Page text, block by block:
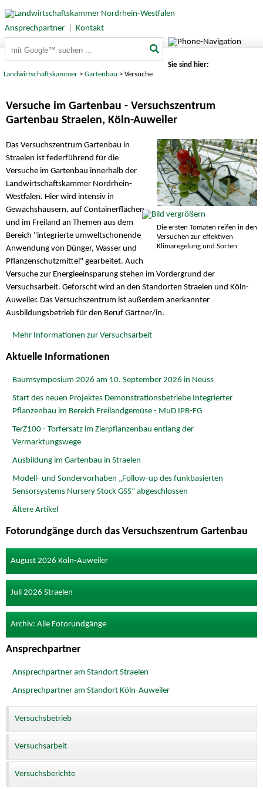
Ansprechpartner|
Kontakt
Sie sind hier:
Landwirtschaftskammer >Gartenbau > Versuche
Versuche im Gartenbau - Versuchszentrum
Gartenbau Straelen, Köln-Auweiler
Die ersten Tomaten reifen in den
Versuchen zur effektiven
Klimaregelung und Sorten
Das Versuchszentrum Gartenbau in
Straelen ist federführend für die
Versuche im Gartenbau innerhalb der
Landwirtschaftskammer Nordrhein-
Westfalen. Hier wird intensiv in
Gewächshäusern, auf Containerflächen
und im Freiland an Themen aus dem
Bereich "integrierte umweltschonende
Anwendung von Dünger, Wasser und
Pflanzenschutzmittel" gearbeitet. Auch
Versuche zur Energieeinsparung stehen im Vordergrund der
Versuchsarbeit. Geforscht wird an den Standorten Straelen und Köln-
Auweiler. Das Versuchszentrum ist außerdem anerkannter
Ausbildungsbetrieb für den Beruf Gärtner/in.
Mehr Informationen zur Versuchsarbeit
Aktuelle Informationen
Baumsymposium 2026 am 10. September 2026 in Neuss
Start des neuen Projektes Demonstrationsbetriebe Integrierter
Pflanzenbau im Bereich Freilandgemüse - MuD IPB-FG
TerZ100 - Torfersatz im Zierpflanzenbau entlang der
Vermarktungswege
Ausbildung im Gartenbau in Straelen
Modell- und Sondervorhaben „Follow-up des funkbasierten
Sensorsystems Nursery Stock GSS“ abgeschlossen
Ältere Artikel
Fotorundgänge durch das Versuchszentrum Gartenbau
August 2026 Köln-Auweiler
Juli 2026 Straelen
Archiv: Alle Fotorundgänge
Ansprechpartner
Ansprechpartner am Standort Straelen
Ansprechpartner am Standort Köln-Auweiler
Versuchsbetrieb
Versuchsarbeit
Versuchsberichte